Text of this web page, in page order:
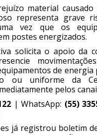
material causado
representa grave
vez que os
postes energizados.
solicita o apoio da
de energia
ou uniforme da
pelos
| WhatsApp: (55)
já registrou boletim